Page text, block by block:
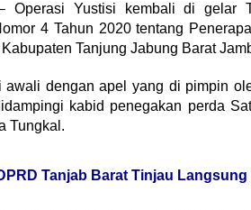
– Operasi Yustisi kembali di gelar
4 Tahun 2020 tentang
Tanjung Jabung Barat
awali dengan apel yang di pimpin
kabid penegakan perda
Tungkal.
Tanjab Barat Tinjau